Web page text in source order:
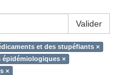
Valider
et des stupéfiants ×
épidémiologiques ×
×